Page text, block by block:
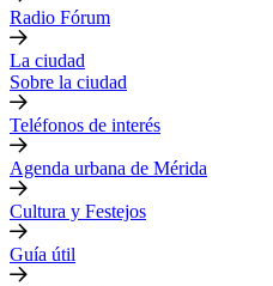
Radio Fórum
La ciudad
Sobre la ciudad
Teléfonos de interés
Agenda urbana de Mérida
Cultura y Festejos
Guía útil